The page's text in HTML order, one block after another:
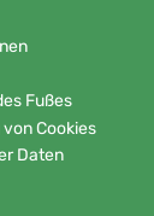
Fußes
Cookies
Daten